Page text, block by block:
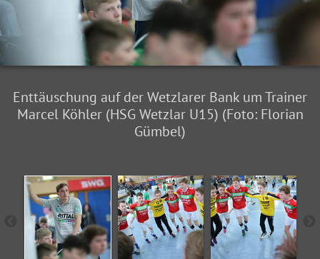
Enttäuschung auf der Wetzlarer Bank um Trainer
Marcel Köhler (HSG Wetzlar U15) (Foto: Florian
Gümbel)